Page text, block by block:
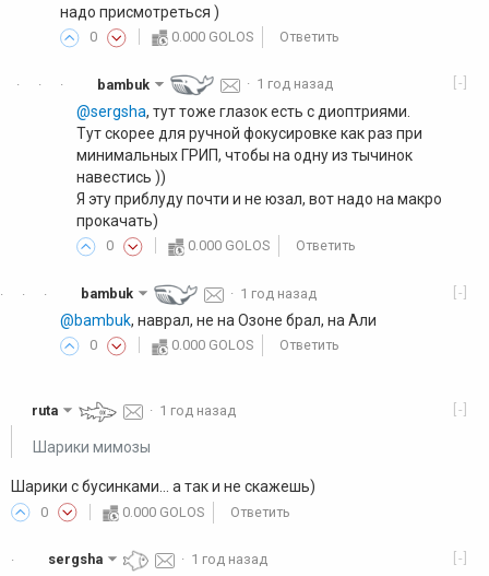
надо присмотреться )
0 0.000 GOLOS Ответить
·
·
· [-]
bambuk · 1 год назад
@sergsha, тут тоже глазок есть с диоптриями.
Тут скорее для ручной фокусировке как раз при
минимальных ГРИП, чтобы на одну из тычинок
навестись ))
Я эту приблуду почти и не юзал, вот надо на макро
прокачать)
0 0.000 GOLOS Ответить
·
·
· [-]
bambuk · 1 год назад
@bambuk, наврал, не на Озоне брал, на Али
0 0.000 GOLOS Ответить
[-]
ruta · 1 год назад
Шарики мимозы
Шарики с бусинками... а так и не скажешь)
0 0.000 GOLOS Ответить
· [-]
sergsha · 1 год назад